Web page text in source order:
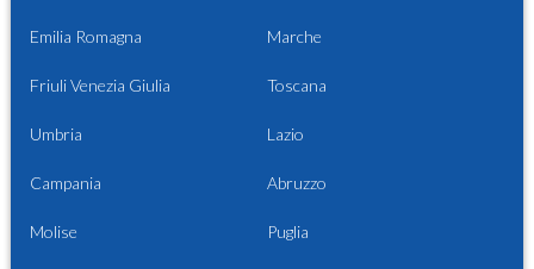
Emilia Romagna Marche
Friuli Venezia Giulia Toscana
Umbria Lazio
Campania Abruzzo
Molise Puglia